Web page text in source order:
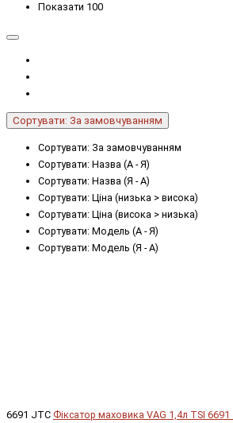
Показати 100
Сортувати: За замовчуванням
Сортувати: За замовчуванням
Сортувати: Назва (А - Я)
Сортувати: Назва (Я - А)
Сортувати: Ціна (низька > висока)
Сортувати: Ціна (висока > низька)
Сортувати: Модель (А - Я)
Сортувати: Модель (Я - А)
6691 JTC Фіксатор маховика VAG 1,4л TSI